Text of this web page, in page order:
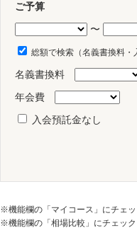
ご予算
〜
総額で検索（名義書換料・
名義書換料
年会費
入会預託金なし
※機能欄の「マイコース」にチェ
※機能欄の「相場比較」にチェッ